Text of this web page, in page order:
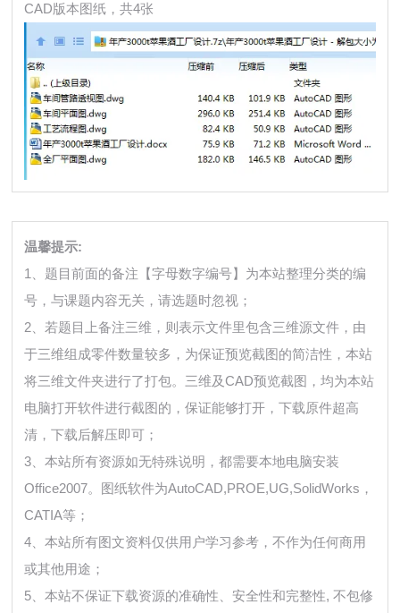
CAD版本图纸，共4张
温馨提示:
1、题目前面的备注【字母数字编号】为本站整理分类的编
号，与课题内容无关，请选题时忽视；
2、若题目上备注三维，则表示文件里包含三维源文件，由
于三维组成零件数量较多，为保证预览截图的简洁性，本站
将三维文件夹进行了打包。三维及CAD预览截图，均为本站
电脑打开软件进行截图的，保证能够打开，下载原件超高
清，下载后解压即可；
3、本站所有资源如无特殊说明，都需要本地电脑安装
Office2007。图纸软件为AutoCAD,PROE,UG,SolidWorks，
CATIA等；
4、本站所有图文资料仅供用户学习参考，不作为任何商用
或其他用途；
5、本站不保证下载资源的准确性、安全性和完整性, 不包修